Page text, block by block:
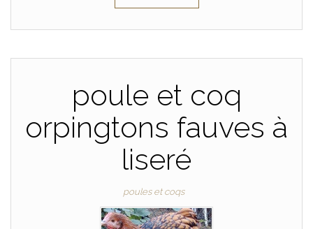
poule et coq
orpingtons fauves à
liseré
poules et coqs